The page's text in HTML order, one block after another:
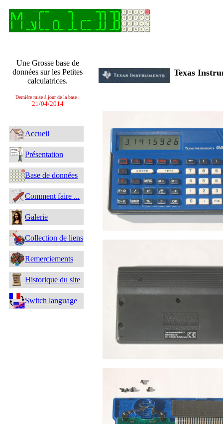
Une Grosse base de
données sur les Petites
calculatrices.
Dernière mise à jour de la base :
21/04/2014
Accueil
Présentation
Base de données
Comment faire ...
Galerie
Collection de liens
Remerciements
Historique du site
Switch language
Texas